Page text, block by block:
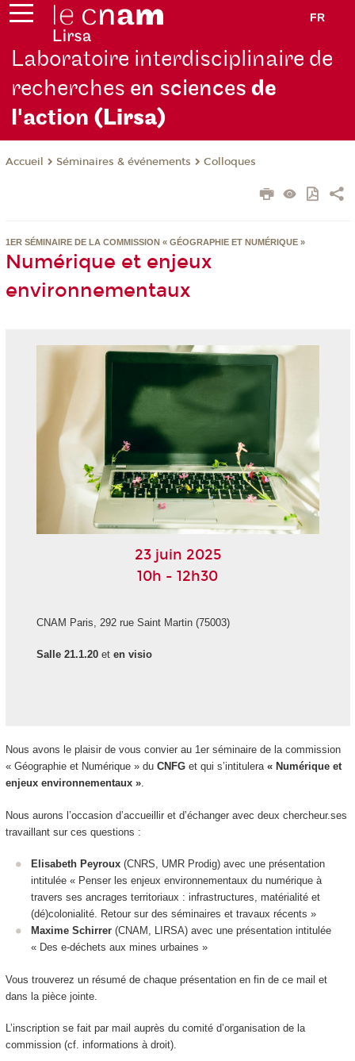
FR
Laboratoire interdisciplinaire de
recherches en sciencesde
l'action (Lirsa)
Accueil Séminaires & événements Colloques
1ER SÉMINAIRE DE LA COMMISSION « GÉOGRAPHIE ET NUMÉRIQUE »
Numérique et enjeux
environnementaux
23 juin 2025
10h - 12h30
CNAM Paris, 292 rue Saint Martin (75003)
Salle 21.1.20 et en visio
Nous avons le plaisir de vous convier au 1erséminaire de la commission
« Géographie et Numérique » du CNFGet qui s’intitulera « Numérique et
enjeux environnementaux ».
Nous aurons l’occasion d’accueillir et d’échanger avec deux chercheur.ses
travaillant sur ces questions :
Elisabeth Peyroux (CNRS, UMR Prodig) avec une présentation
intitulée « Penser les enjeux environnementaux du numérique à
travers ses ancrages territoriaux : infrastructures, matérialité et
(dé)colonialité. Retour sur des séminaires et travaux récents »
Maxime Schirrer (CNAM, LIRSA) avec une présentation intitulée
« Des e-déchets aux mines urbaines »
Vous trouverez un résumé de chaque présentation en fin de ce mail et
dans la pièce jointe.
L’inscription se fait par mail auprès du comité d’organisation de la
commission (cf. informations à droit).